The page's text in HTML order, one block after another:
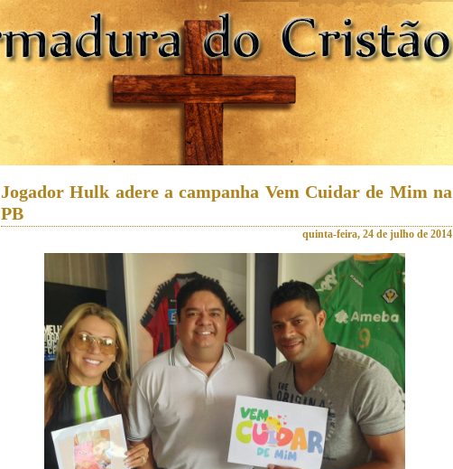
Jogador Hulk adere a campanha Vem Cuidar de Mim na
PB
quinta-feira, 24 de julho de 2014